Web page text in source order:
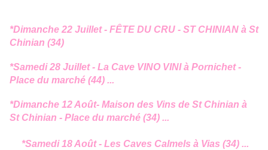
*Dimanche 22 Juillet - FÊTE DU CRU - ST CHINIAN à St
Chinian (34)
*Samedi 28 Juillet - La Cave VINO VINI à Pornichet -
Place du marché (44) ...
*Dimanche 12 Août- Maison des Vins de St Chinian à
St Chinian - Place du marché (34) ...
*Samedi 18 Août - Les Caves Calmels à Vias (34) ...